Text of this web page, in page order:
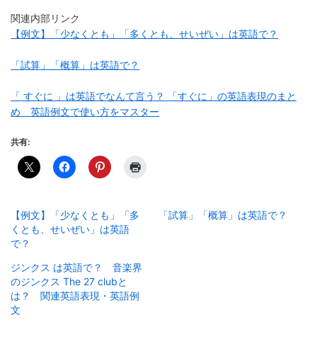
関連内部リンク
【例文】「少なくとも」「多くとも、せいぜい」は英語で？
「試算」「概算」は英語で？
「 すぐに 」は英語でなんて言う？ 「すぐに」の英語表現のまと
め 英語例文で使い方をマスター
共有:
【例文】「少なくとも」「多
くとも、せいぜい」は英語
で？
「試算」「概算」は英語で？
ジンクス は英語で？ 音楽界
のジンクス The 27 clubと
は？ 関連英語表現・英語例
文